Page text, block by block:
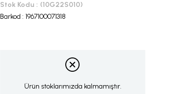
Stok Kodu
(10G22S010)
Barkod : 1967100071318
Ürün stoklarımızda kalmamıştır.